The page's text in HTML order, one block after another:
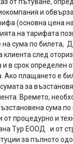
и
(основна цена
на тарифата
на сума по билета,
клиента след
в срок определен
Ако плащането е
за
Времето,
сума по
от процедурно и
Тур ЕООД и от
за пълното